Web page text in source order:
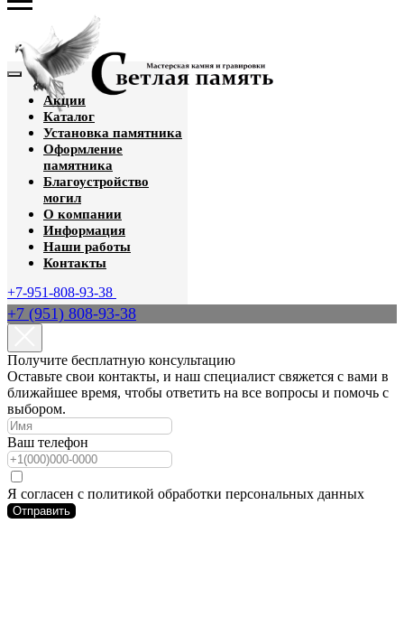
Акции
Каталог
Установка памятника
Оформление
памятника
Благоустройство
могил
О компании
Информация
Наши работы
Контакты
+7-951-808-93-38
+7 (951) 808-93-38
Получите бесплатную консультацию
Оставьте свои контакты, и наш специалист свяжется с вами в
ближайшее время, чтобы ответить на все вопросы и помочь с
выбором.
Ваш телефон
Я согласен с политикой обработки персональных данных
Отправить